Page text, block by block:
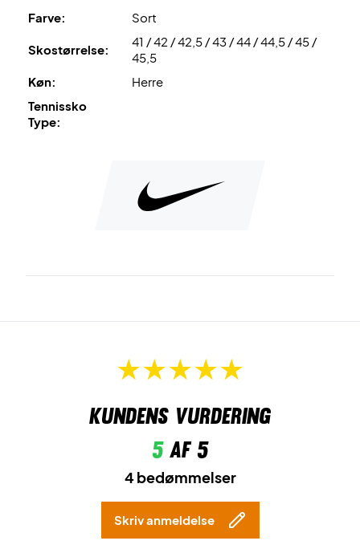
om på foden når du slider ud til siderne.
Skal du ud og shine på tennisbanen? Så gør det bedst i
denne Nike Air Zoom Vapor X HC Snake.
Farve:
Sort
Skostørrelse:
41 / 42 / 42,5 / 43 / 44 / 44,5 / 45 /
45,5
Køn:
Herre
Tennissko
Type:
Kundens vurdering
5af 5
4 bedømmelser
Skriv anmeldelse